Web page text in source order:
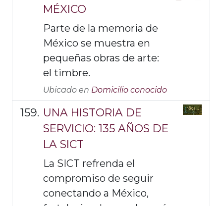
MÉXICO
Parte de la memoria de
México se muestra en
pequeñas obras de arte:
el timbre.
Ubicado en Domicilio conocido
UNA HISTORIA DE
SERVICIO: 135 AÑOS DE
LA SICT
La SICT refrenda el
compromiso de seguir
conectando a México,